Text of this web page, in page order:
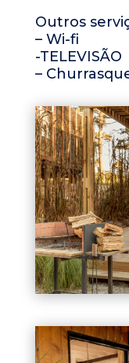
Outros
– Wi-fi
-TELEVISÃO
–